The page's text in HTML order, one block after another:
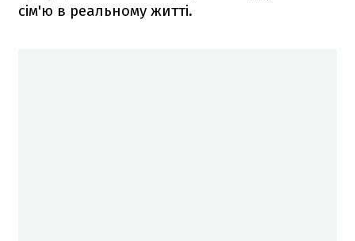
сім'ю в реальному житті.